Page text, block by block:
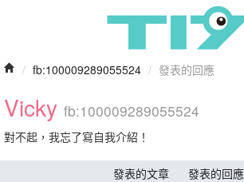
/ fb:100009289055524 / 發表的回應
Vicky fb:100009289055524
對不起，我忘了寫自我介紹！
發表的文章 發表的回應